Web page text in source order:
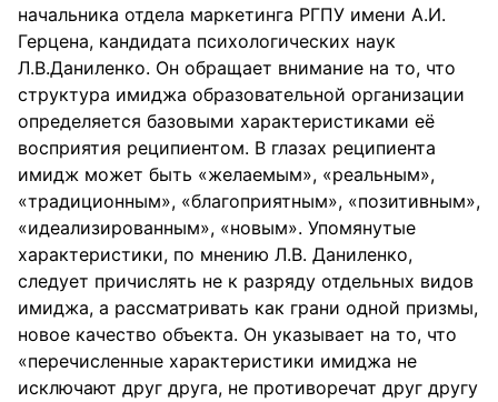
начальника отдела маркетинга РГПУ имени А.И.
Герцена, кандидата психологических наук
Л.В.Даниленко. Он обращает внимание на то, что
структура имиджа образовательной организации
определяется базовыми характеристиками её
восприятия реципиентом. В глазах реципиента
имидж может быть «желаемым», «реальным»,
«традиционным», «благоприятным», «позитивным»,
«идеализированным», «новым». Упомянутые
характеристики, по мнению Л.В. Даниленко,
следует причислять не к разряду отдельных видов
имиджа, а рассматривать как грани одной призмы,
новое качество объекта. Он указывает на то, что
«перечисленные характеристики имиджа не
исключают друг друга, не противоречат друг другу